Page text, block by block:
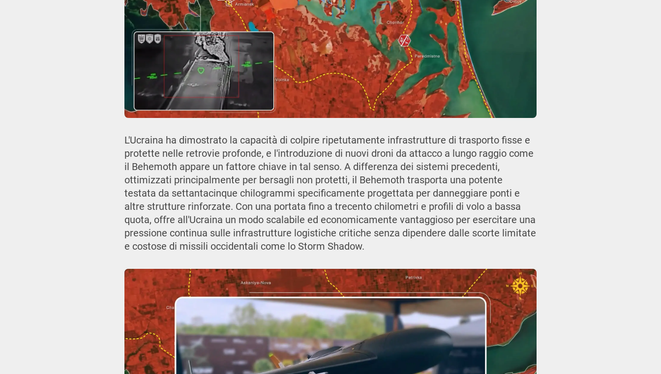
L'Ucraina ha dimostrato la capacità di colpire ripetutamente infrastrutture di trasporto fisse e
protette nelle retrovie profonde, e l'introduzione di nuovi droni da attacco a lungo raggio come
il Behemoth appare un fattore chiave in tal senso. A differenza dei sistemi precedenti,
ottimizzati principalmente per bersagli non protetti, il Behemoth trasporta una potente
testata da settantacinque chilogrammi specificamente progettata per danneggiare ponti e
altre strutture rinforzate. Con una portata fino a trecento chilometri e profili di volo a bassa
quota, offre all'Ucraina un modo scalabile ed economicamente vantaggioso per esercitare una
pressione continua sulle infrastrutture logistiche critiche senza dipendere dalle scorte limitate
e costose di missili occidentali come lo Storm Shadow.